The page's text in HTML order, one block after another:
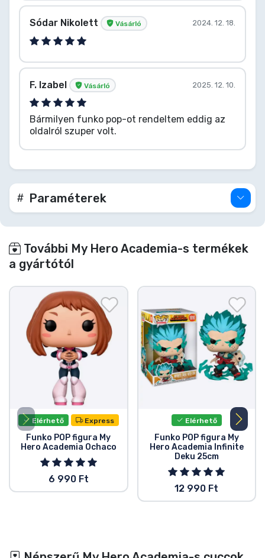
Sódar Nikolett Vásárló 2024. 12. 18.
F. Izabel Vásárló 2025. 12. 10.
Bármilyen funko pop-ot rendeltem eddig az
oldalról szuper volt.
Paraméterek
További My Hero Academia-s termékek
a gyártótól
Elérhető Express
Funko POP figura My
Hero Academia Ochaco
6 990 Ft
Elérhető
Funko POP figura My
Hero Academia Infinite
Deku 25cm
12 990 Ft